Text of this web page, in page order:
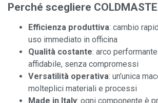
Perché scegliere
Efficienza produttiva: cambio
uso immediato in officina
Qualità costante: arco
affidabile, senza compromessi
Versatilità operativa: un’unica
molteplici materiali e processi
Made in Italy: ogni componente è